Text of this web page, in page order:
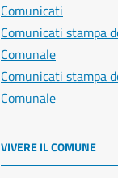
Comunicati
Comunicati stampa
Comunale
Comunicati stampa
Comunale
VIVERE IL COMUNE